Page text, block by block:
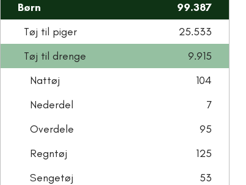
Børn
99.387
Tøj til piger
25.533
Tøj til drenge
9.915
Nattøj
104
Nederdel
7
Overdele
95
Regntøj
125
Sengetøj
53